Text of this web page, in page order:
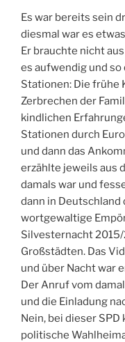
Es war bereits sein
diesmal war es
Er brauchte nicht
es aufwendig und
Stationen: Die frühe
Zerbrechen der
kindlichen
Stationen durch
und dann das
erzählte jeweils aus
damals war und
dann in
wortgewaltige
Silvesternacht
Großstädten. Das
und über Nacht war
Der Anruf vom
und die Einladung
Nein, bei dieser
politische